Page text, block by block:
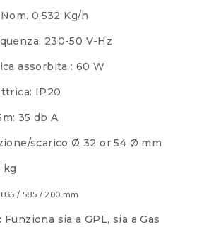
0,532 Kg/h
230-50 V-Hz
assorbita : 60 W
IP20
35 db A
scarico Ø 32 or 54 Ø mm
kg
/ 585 / 200 mm
sia a GPL, sia a Gas